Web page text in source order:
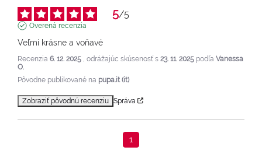
5/5
Overená recenzia
Veľmi krásne a voňavé
Recenzia 6. 12. 2025 , odrážajúc skúsenosť s 23. 11. 2025 podľa Vanessa
O.
Pôvodne publikované na pupa.it (it)
Zobraziť pôvodnú recenziu Správa
1